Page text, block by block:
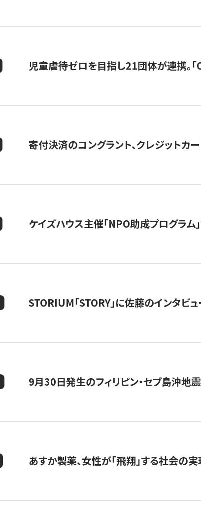
児童虐待ゼロを目指し21団体が連携。
寄付決済のコングラント、クレジット
ケイズハウス主催「NPO助成プログラ
STORIUM「STORY」に佐藤のインタビ
9月30日発生のフィリピン・セブ島沖地
あすか製薬、女性が「飛翔」する社会の